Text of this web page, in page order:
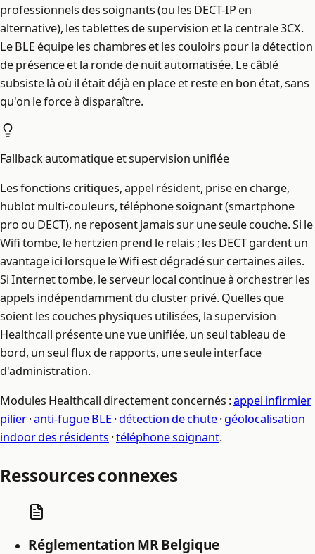
professionnels des soignants (ou les DECT-IP en
alternative), les tablettes de supervision et la centrale 3CX.
Le BLE équipe les chambres et les couloirs pour la détection
de présence et la ronde de nuit automatisée. Le câblé
subsiste là où il était déjà en place et reste en bon état, sans
qu'on le force à disparaître.
Fallback automatique et supervision unifiée
Les fonctions critiques, appel résident, prise en charge,
hublot multi-couleurs, téléphone soignant (smartphone
pro ou DECT), ne reposent jamais sur une seule couche. Si le
Wifi tombe, le hertzien prend le relais ; les DECT gardent un
avantage ici lorsque le Wifi est dégradé sur certaines ailes.
Si Internet tombe, le serveur local continue à orchestrer les
appels indépendamment du cluster privé. Quelles que
soient les couches physiques utilisées, la supervision
Healthcall présente une vue unifiée, un seul tableau de
bord, un seul flux de rapports, une seule interface
d'administration.
Modules Healthcall directement concernés :appel infirmier
pilier·anti-fugue BLE ·détection de chute· géolocalisation
indoor des résidents ·téléphone soignant.
Ressources connexes
Réglementation MR Belgique